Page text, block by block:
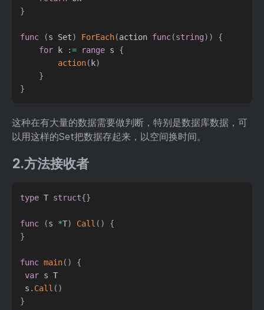
}
func (s Set) ForEach(action func(string) )
{
for k := range s {
action( k)
}
}
这种在有大量的数据需要做判断，特别是数据库数据，可
以用这样的Set把数据存起来，以空间换时间。
2.方法接收者
type T struct{}
func (s *T) Call ( )
{
}
func main( )
{
var s T
s . Call ( )
}